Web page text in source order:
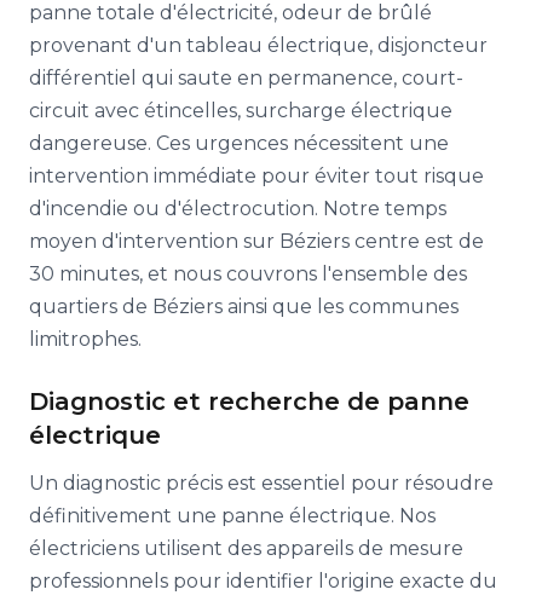
panne totale d'électricité, odeur de brûlé
provenant d'un tableau électrique, disjoncteur
différentiel qui saute en permanence, court-
circuit avec étincelles, surcharge électrique
dangereuse. Ces urgences nécessitent une
intervention immédiate pour éviter tout risque
d'incendie ou d'électrocution. Notre temps
moyen d'intervention sur Béziers centre est de
30 minutes, et nous couvrons l'ensemble des
quartiers de Béziers ainsi que les communes
limitrophes.
Diagnostic et recherche de panne
électrique
Un diagnostic précis est essentiel pour résoudre
définitivement une panne électrique. Nos
électriciens utilisent des appareils de mesure
professionnels pour identifier l'origine exacte du